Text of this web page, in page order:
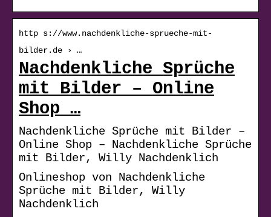
http s://www.nachdenkliche-sprueche-mit-
bilder.de › …
Nachdenkliche Sprüche
mit Bilder – Online
Shop …
Nachdenkliche Sprüche mit Bilder –
Online Shop – Nachdenkliche Sprüche
mit Bilder, Willy Nachdenklich
Onlineshop von Nachdenkliche
Sprüche mit Bilder, Willy
Nachdenklich